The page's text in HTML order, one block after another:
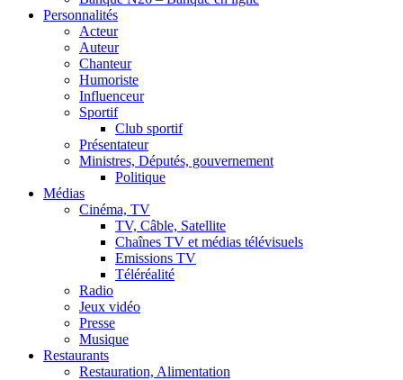
Personnalités
Acteur
Auteur
Chanteur
Humoriste
Influenceur
Sportif
Club sportif
Présentateur
Ministres, Députés, gouvernement
Politique
Médias
Cinéma, TV
TV, Câble, Satellite
Chaînes TV et médias télévisuels
Emissions TV
Téléréalité
Radio
Jeux vidéo
Presse
Musique
Restaurants
Restauration, Alimentation